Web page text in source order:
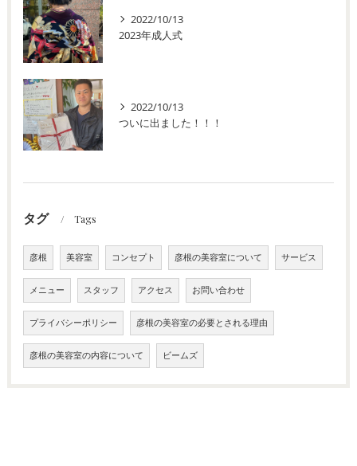
2022/10/13
2023年成人式
2022/10/13
ついに出ました！！！
タグ Tags
彦根 美容室 コンセプト 彦根の美容室について サービス
メニュー スタッフ アクセス お問い合わせ
プライバシーポリシー 彦根の美容室の必要とされる理由
彦根の美容室の内容について ビームズ